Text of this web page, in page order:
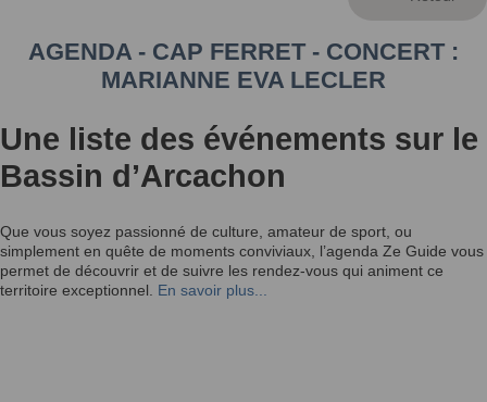
AGENDA - CAP FERRET - CONCERT :
MARIANNE EVA LECLER
Une liste des événements sur le
Bassin d’Arcachon
Que vous soyez passionné de culture, amateur de sport, ou
simplement en quête de moments conviviaux, l’agenda Ze Guide vous
permet de découvrir et de suivre les rendez-vous qui animent ce
territoire exceptionnel. En savoir plus...